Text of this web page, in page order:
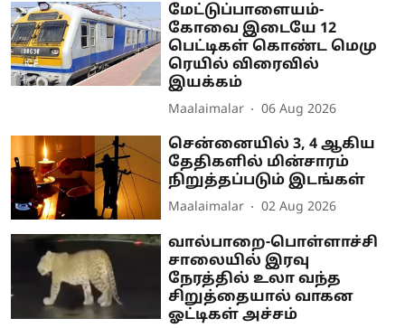
மேட்டுப்பாளையம்-
கோவை இடையே 12
பெட்டிகள் கொண்ட மெமு
ரெயில் விரைவில்
இயக்கம்
Maalaimalar 06 Aug 2026
சென்னையில் 3, 4 ஆகிய
தேதிகளில் மின்சாரம்
நிறுத்தப்படும் இடங்கள்
Maalaimalar 02 Aug 2026
வால்பாறை-பொள்ளாச்சி
சாலையில் இரவு
நேரத்தில் உலா வந்த
சிறுத்தையால் வாகன
ஓட்டிகள் அச்சம்